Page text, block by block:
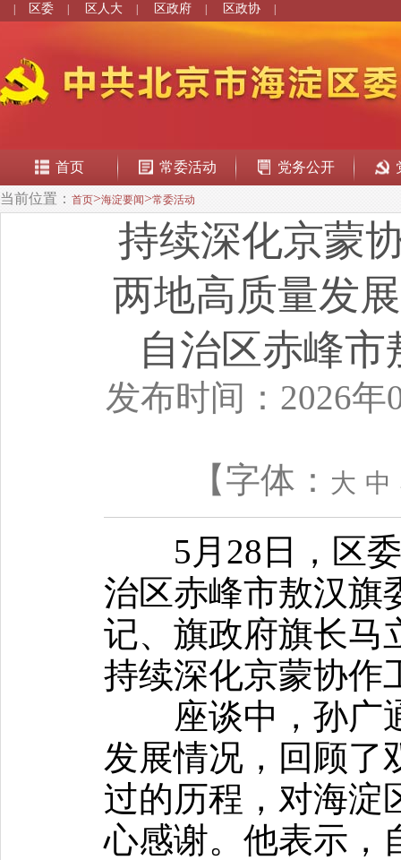
区委 区人大 区政府 区政协
首页 常委活动 党务公开
当前位置： 首页>海淀要闻>常委活动
持续深化京蒙
两地高质量发
自治区赤峰
发布时间：2026年
【字体： 大 中
5月28日，区委
治区赤峰市敖汉旗
记、旗政府旗长马
持续深化京蒙协作
座谈中，孙广
发展情况，回顾了
过的历程，对海淀
心感谢。他表示，